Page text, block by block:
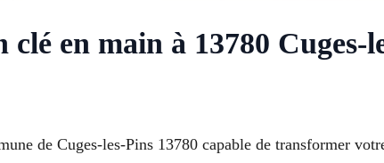
en main à 13780 Cuges-
de Cuges-les-Pins 13780 capable de transformer